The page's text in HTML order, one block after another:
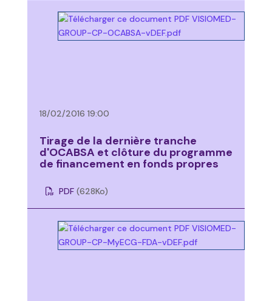
18/02/2016 19:00
Tirage de la dernière tranche
d'OCABSA et clôture du programme
de financement en fonds propres
PDF (628Ko)